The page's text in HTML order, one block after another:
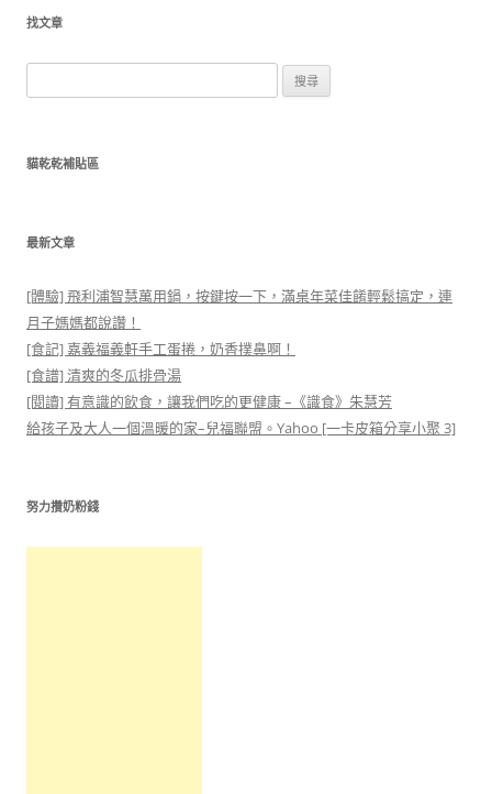
找文章
尋
鍵
貓乾乾補貼區
最新文章
[體驗] 飛利浦智慧萬用鍋，按鍵按一下，滿桌年菜佳餚輕鬆搞定，連
月子媽媽都說讚！
[食記] 嘉義福義軒手工蛋捲，奶香撲鼻啊！
[食譜] 清爽的冬瓜排骨湯
[閱讀] 有意識的飲食，讓我們吃的更健康 –《識食》朱慧芳
給孩子及大人一個溫暖的家–兒福聯盟。Yahoo [一卡皮箱分享小聚 3]
努力攢奶粉錢